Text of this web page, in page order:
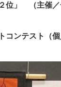
位」 （主催／
ンテスト（